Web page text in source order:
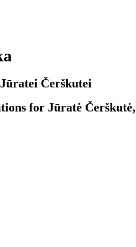
Čerškutei
for Jūratė